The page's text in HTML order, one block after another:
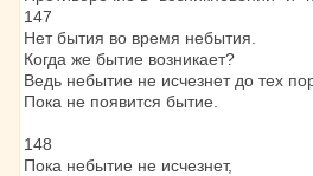
147
Нет бытия во время небытия.
Когда же бытие возникает?
Ведь небытие не исчезнет до тех
Пока не появится бытие.
148
Пока небытие не исчезнет,